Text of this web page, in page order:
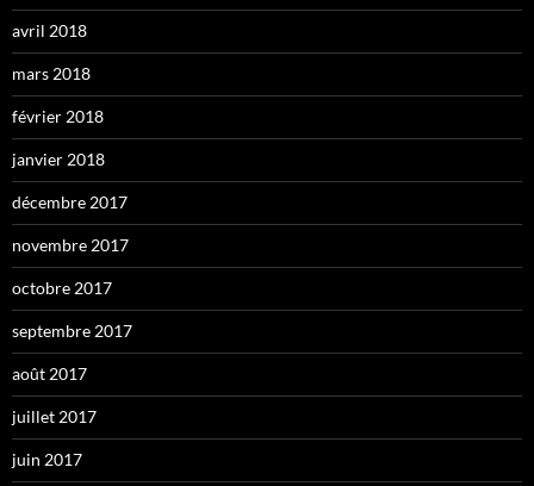
avril 2018
mars 2018
février 2018
janvier 2018
décembre 2017
novembre 2017
octobre 2017
septembre 2017
août 2017
juillet 2017
juin 2017